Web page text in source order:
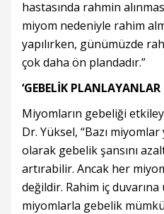
hastasında rahmin
miyom nedeniyle rahim
yapılırken, günümüzde
çok daha ön plandadır.”
‘GEBELİK
Miyomların gebeliği
Dr. Yüksel, “Bazı
olarak gebelik şansını
artırabilir. Ancak her
değildir. Rahim iç
miyomlarla gebelik